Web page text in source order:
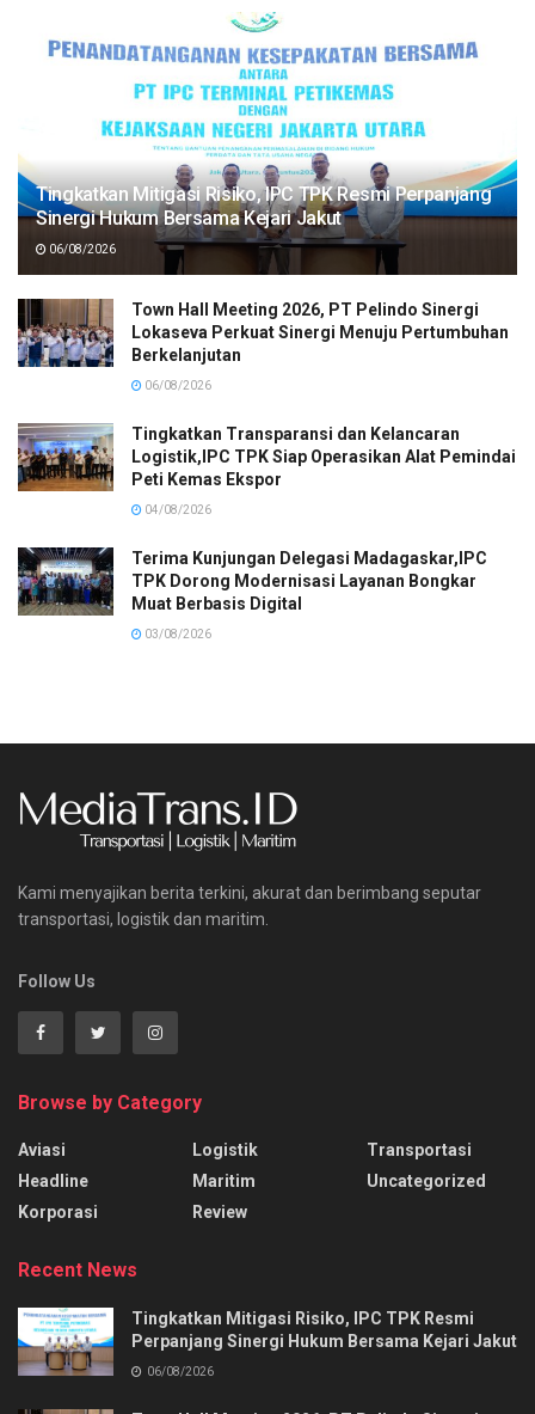
Tingkatkan Mitigasi Risiko, IPC TPK Resmi Perpanjang
Sinergi Hukum Bersama Kejari Jakut
06/08/2026
Town Hall Meeting 2026, PT Pelindo Sinergi
Lokaseva Perkuat Sinergi Menuju Pertumbuhan
Berkelanjutan
06/08/2026
Tingkatkan Transparansi dan Kelancaran
Logistik,IPC TPK Siap Operasikan Alat Pemindai
Peti Kemas Ekspor
04/08/2026
Terima Kunjungan Delegasi Madagaskar,IPC
TPK Dorong Modernisasi Layanan Bongkar
Muat Berbasis Digital
03/08/2026
Kami menyajikan berita terkini, akurat dan berimbang seputar
transportasi, logistik dan maritim.
Follow Us
Browse by Category
Aviasi
Headline
Korporasi
Logistik
Maritim
Review
Transportasi
Uncategorized
Recent News
Tingkatkan Mitigasi Risiko, IPC TPK Resmi
Perpanjang Sinergi Hukum Bersama Kejari Jakut
06/08/2026